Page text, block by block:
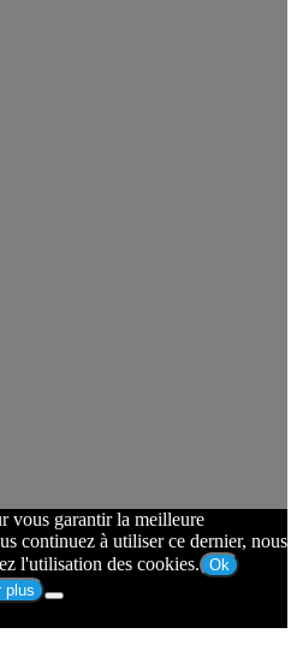
vous garantir la meilleure
continuez à utiliser ce dernier, nous
l'utilisation des cookies. Ok
plus